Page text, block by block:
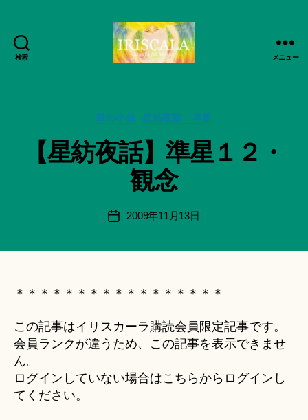
検索
日
記
録・
品
IRISCALA
メニュー
カ
ー
風の小径 星紡夜話・準星
【星紡夜話】準星１２・
観念
投
稿
智
日
月
a
ki
＊
投
2009年11月13日
＊＊＊＊＊＊＊＊＊＊＊＊＊＊＊＊＊
この記事はイリスカーラ購読会員限定記事です。
会員ランクが違うため、この記事を表示できませ
ん。
ログインしていない場合はこちらからログインし
てください。